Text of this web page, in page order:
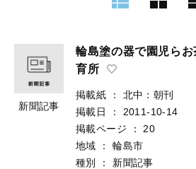
新聞記事
輪島塗の器で園児ら
育所
掲載紙 ：
北中：朝刊
掲載日
：
2011-10-14
掲載ページ
：
20
地域
：
輪島市
種別
： 新聞記事